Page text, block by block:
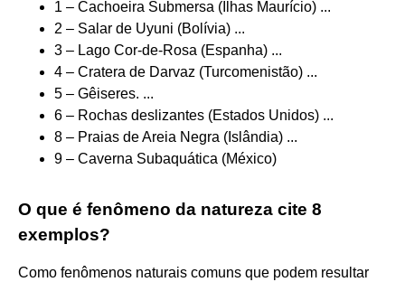
1 – Cachoeira Submersa (Ilhas Maurício) ...
2 – Salar de Uyuni (Bolívia) ...
3 – Lago Cor-de-Rosa (Espanha) ...
4 – Cratera de Darvaz (Turcomenistão) ...
5 – Gêiseres. ...
6 – Rochas deslizantes (Estados Unidos) ...
8 – Praias de Areia Negra (Islândia) ...
9 – Caverna Subaquática (México)
O que é fenômeno da natureza cite 8
exemplos?
Como fenômenos naturais comuns que podem resultar